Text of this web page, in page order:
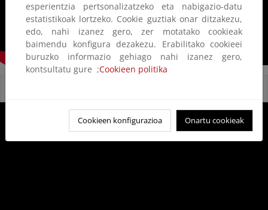
esperientzia pertsonalizatzeko eta nabigazio-datu
estatistikoak lortzeko. Cookie guztiak onar ditzakezu,
edo, nahi izanez gero, zer motatako cookieak
baimendu konfigura dezakezu. Erabilitako cookieei
buruzko informazio gehiago nahi izanez gero,
kontsultatu gure ;Cookieen politika
Cookieen konfigurazioa Onartu cookieak